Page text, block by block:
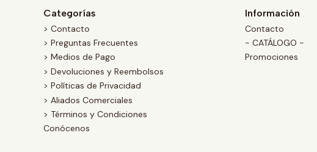
Categorías
> Contacto
> Preguntas Frecuentes
> Medios de Pago
> Devoluciones y Reembolsos
> Políticas de Privacidad
> Aliados Comerciales
> Términos y Condiciones
Conócenos
Información
Contacto
- CATÁLOGO -
Promociones